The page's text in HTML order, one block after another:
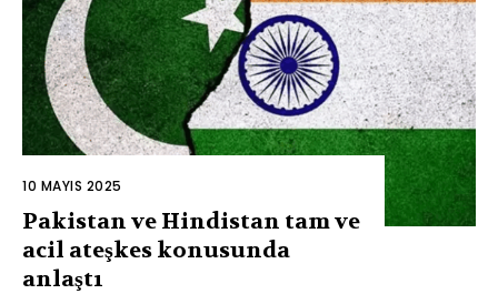
10 MAYIS 2025
Pakistan ve Hindistan tam ve
acil ateşkes konusunda
anlaştı